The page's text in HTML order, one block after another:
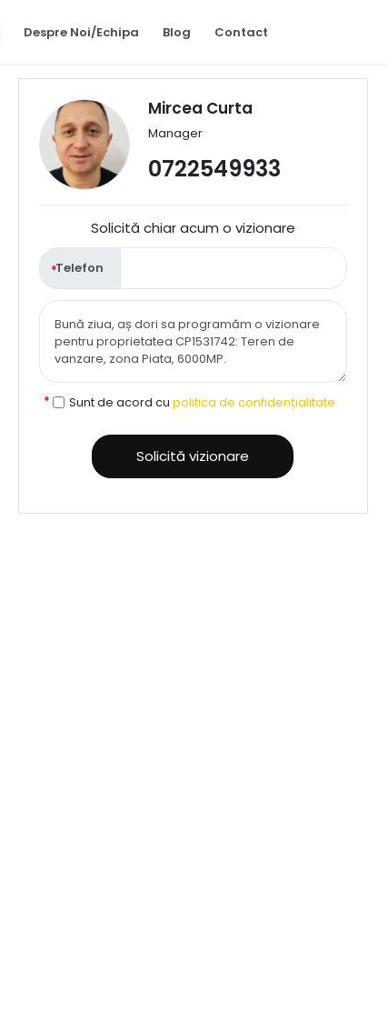
Despre Noi/Echipa Blog Contact
Mircea Curta
Manager
0722549933
Solicită chiar acum o vizionare
Telefon
Sunt de acord cu politica de confidențialitate
Solicită vizionare